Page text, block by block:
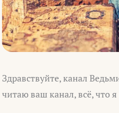
Здравствуйте, канал
читаю ваш канал, всё, что